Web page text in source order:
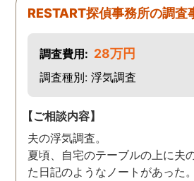
RESTART探偵事務所の調査
調査費用: 28万円
調査種別: 浮気調査
【ご相談内容】
夫の浮気調査。
夏頃、自宅のテーブルの上に夫
た日記のようなノートがあった。